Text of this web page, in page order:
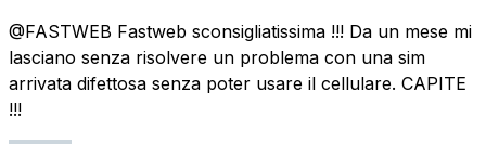
@FASTWEB Fastweb sconsigliatissima !!! Da un mese mi
lasciano senza risolvere un problema con una sim
arrivata difettosa senza poter usare il cellulare. CAPITE
!!!